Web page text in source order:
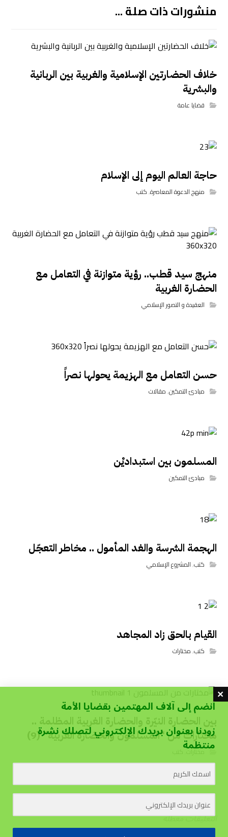
منشورات ذات صلة ...
خلاف الحضارتين الإسلامية والغربية بين الربانية
والبشرية
قضايا عامة
حاجة العالم اليوم إلى الإسلام
منهج الدعوة المعاصرة,كتب
منهج سيد قطب.. رؤية متوازنة في التعامل مع
الحضارة الغربية
العقيدة و التصور الإسلامي
حسن التعامل مع الهزيمة يحولها نصراً
مبادئ التمكين,مقالات
المسلمون بين استبداديْن
مبادئ التمكين
الهجمة الشرسة والغد المأمول .. مخاطر التعجّل
كتب,المشروع الإسلامي
القيام بالحق زاد المجاهد
كتب,مختارات
بين الحضارة النيّرة والحضارة ﺍﻟﻐﺮﺑﻴﺔ المظلمة ..
مختارات من “المسلمون والحضارة الغربية” (9)
مختارات,
التعليقات معطلة
انضم إلى آلاف المهتمين بقضايا الأمة
زودنا بعنوان بريدك الإلكتروني لتصلك نشرة
منتظمة